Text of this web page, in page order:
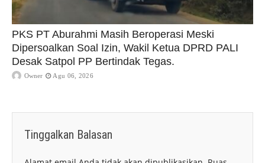
PKS PT Aburahmi Masih Beroperasi Meski
Dipersoalkan Soal Izin, Wakil Ketua DPRD PALI
Desak Satpol PP Bertindak Tegas.
Owner Agu 06, 2026
Tinggalkan Balasan